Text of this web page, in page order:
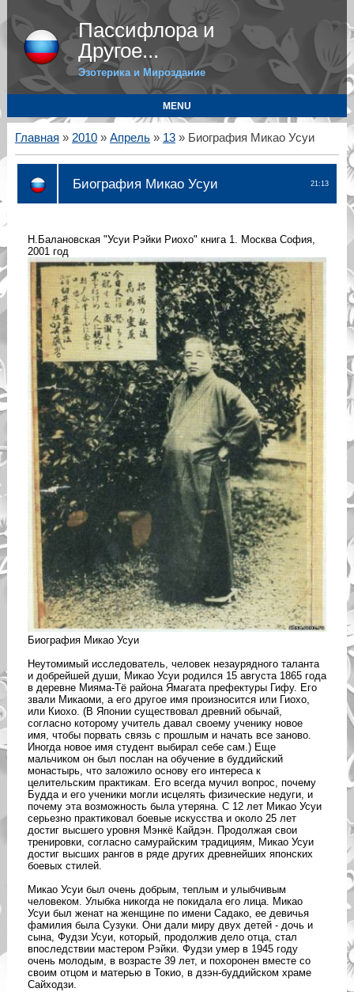
Пассифлора и
Другое...
Эзотерика и Мироздание
MENU
Главная » 2010 » Апрель » 13» Биография Микао Усуи
21:13
Биография Микао Усуи
Н.Балановская "Усуи Рэйки Риохо" книга 1. Москва София,
2001 год
Биография Микао Усуи
Неутомимый исследователь, человек незаурядного таланта
и добрейшей души, Микао Усуи родился 15 августа 1865 года
в деревне Мияма-Тё района Ямагата префектуры Гифу. Его
звали Микаоми, а его другое имя произносится или Гиохо,
или Киохо. (В Японии существовал древний обычай,
согласно которому учитель давал своему ученику новое
имя, чтобы порвать связь с прошлым и начать все заново.
Иногда новое имя студент выбирал себе сам.) Еще
мальчиком он был послан на обучение в буддийский
монастырь, что заложило основу его интереса к
целительским практикам. Его всегда мучил вопрос, почему
Будда и его ученики могли исцелять физические недуги, и
почему эта возможность была утеряна. С 12 лет Микао Усуи
серьезно практиковал боевые искусства и около 25 лет
достиг высшего уровня Мэнкё Кайдэн. Продолжая свои
тренировки, согласно самурайским традициям, Микао Усуи
достиг высших рангов в ряде других древнейших японских
боевых стилей.
Микао Усуи был очень добрым, теплым и улыбчивым
человеком. Улыбка никогда не покидала его лица. Микао
Усуи был женат на женщине по имени Садако, ее девичья
фамилия была Сузуки. Они дали миру двух детей - дочь и
сына, Фудзи Усуи, который, продолжив дело отца, стал
впоследствии мастером Рэйки. Фудзи умер в 1945 году
очень молодым, в возрасте 39 лет, и похоронен вместе со
своим отцом и матерью в Токио, в дзэн-буддийском храме
Сайходзи.